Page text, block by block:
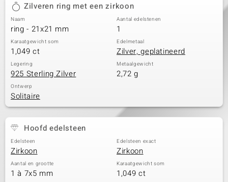
Zilveren ring met een zirkoon
Naam
ring - 21x21 mm
Aantal edelstenen
1
Karaatgewicht som
1,049 ct
Edelmetaal
Zilver, geplatineerd
Legering
925 Sterling Zilver
Metaalgewicht
2,72 g
Ontwerp
Solitaire
Hoofd edelsteen
Edelsteen
Zirkoon
Edelsteen exact
Zirkoon
Aantal en grootte
1 à 7x5 mm
Karaatgewicht som
1,049 ct